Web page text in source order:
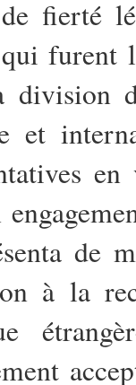
fierté
furent
et
de
à la